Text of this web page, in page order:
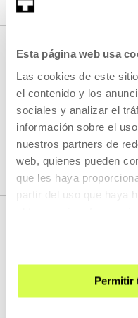
Esta página web usa
Las cookies de este
el contenido y los
sociales y analizar el
información sobre el
nuestros partners de
web, quienes pueden
que les haya
partir del uso que haya
Permitir
CONTACT
Press
E. prentsa@tabakalera.eus
+34 943 011 311